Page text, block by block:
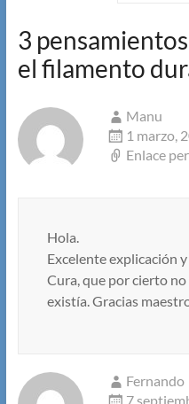
3 pensamientos
el filamento
Manu
1 marzo,
Enlace
Hola.
Excelente explicación
Cura, que por cierto
existía. Gracias
Fernando
7